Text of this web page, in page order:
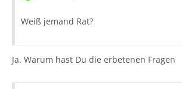
Weiß jemand Rat?
Ja. Warum hast Du die erbetenen Fragen